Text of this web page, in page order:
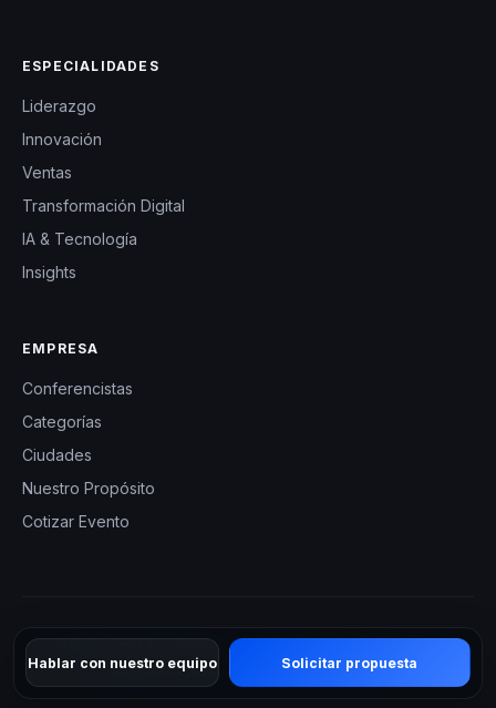
Hablar con nuestro equipo Solicitar propuesta
ESPECIALIDADES
Liderazgo
Innovación
Ventas
Transformación Digital
IA & Tecnología
Insights
EMPRESA
Conferencistas
Categorías
Ciudades
Nuestro Propósito
Cotizar Evento
© 2026 CHM El Salvador — Charlas Motivacionales en El
Salvador. Todos los derechos reservados.